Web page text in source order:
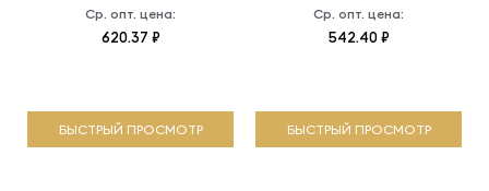
Ср. опт. цена:
620.37 ₽
БЫСТРЫЙ ПРОСМОТР
Ср. опт. цена:
542.40 ₽
БЫСТРЫЙ ПРОСМОТР